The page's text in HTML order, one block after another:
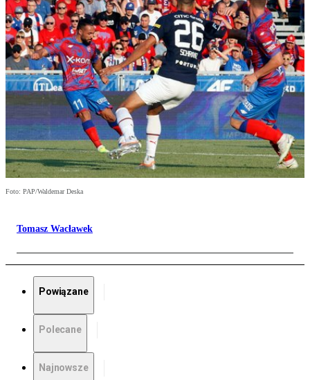
Foto: PAP/Waldemar Deska
Tomasz Wacławek
Powiązane
Polecane
Najnowsze